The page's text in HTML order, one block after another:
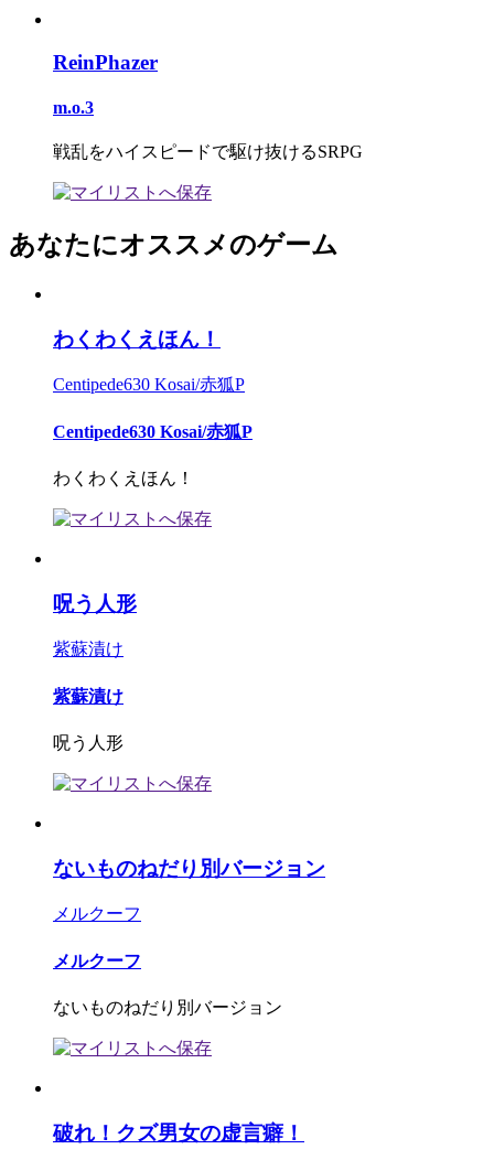
ReinPhazer
m.o.3
戦乱をハイスピードで駆け抜けるSRPG
あなたにオススメのゲーム
わくわくえほん！
Centipede630 Kosai/赤狐P
Centipede630 Kosai/赤狐P
わくわくえほん！
呪う人形
紫蘇漬け
紫蘇漬け
呪う人形
ないものねだり別バージョン
メルクーフ
メルクーフ
ないものねだり別バージョン
破れ！クズ男女の虚言癖！